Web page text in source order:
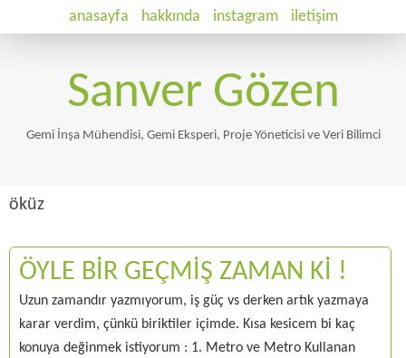
anasayfa hakkında instagram iletişim
Sanver Gözen
Gemi İnşa Mühendisi, Gemi Eksperi, Proje Yöneticisi ve Veri Bilimci
öküz
ÖYLE BİR GEÇMİŞ ZAMAN Kİ !
Uzun zamandır yazmıyorum, iş güç vs derken artık yazmaya
karar verdim, çünkü biriktiler içimde. Kısa kesicem bi kaç
konuya değinmek istiyorum : 1. Metro ve Metro Kullanan